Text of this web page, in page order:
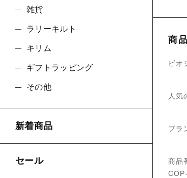
商
ビオ
人気
ブラ
商品
雑貨
ラリーキルト
キリム
ギフトラッピング
その他
新着商品
セール